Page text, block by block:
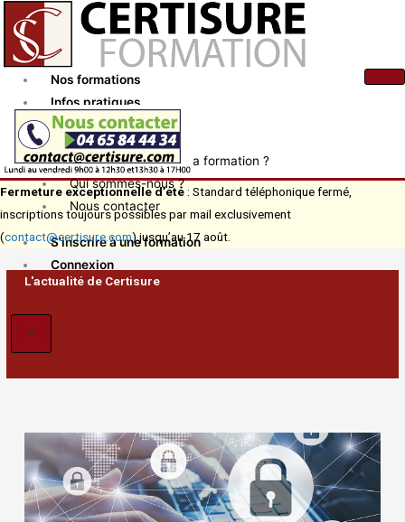
contenu
Nos formations
Infos pratiques
Actualités
Comment financer ma formation ?
Qui sommes-nous ?
Nous contacter
S’inscrire à une formation
Connexion
X
Fermeture exceptionnelle d’été : Standard téléphonique fermé,
inscriptions toujours possibles par mail exclusivement
(contact@certisure.com) jusqu’au 17 août.
L'actualité de Certisure